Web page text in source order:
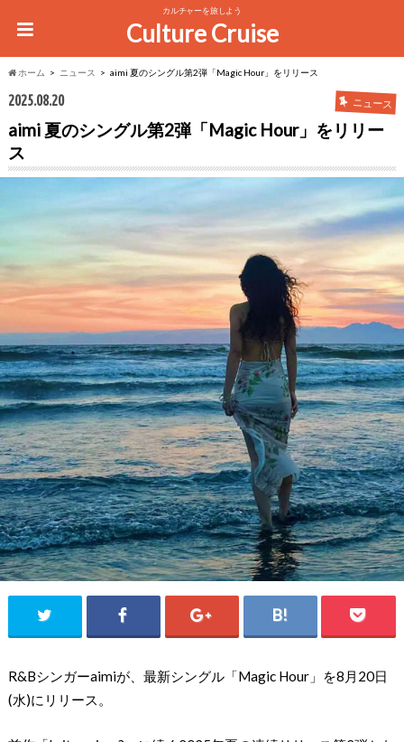
カルチャーを旅しよう
Culture Cruise
ホーム ニュース aimi 夏のシングル第2弾「Magic Hour」をリリース
2025.08.20 ニュース
aimi 夏のシングル第2弾「Magic Hour」をリリー
ス
R&Bシンガーaimiが、最新シングル「Magic Hour」を8月20日
(水)にリリース。